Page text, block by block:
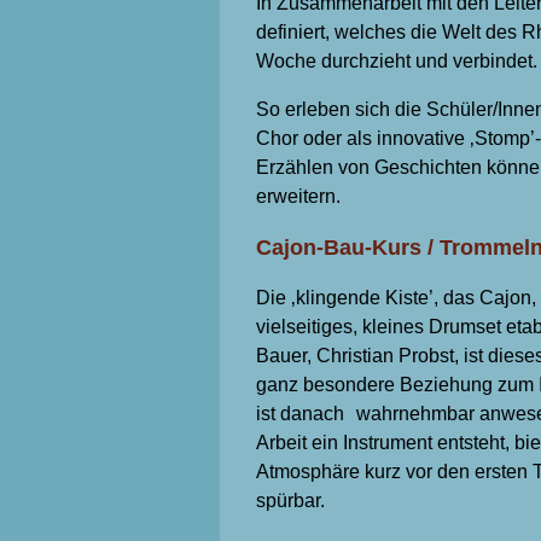
definiert, welches die Welt des
Woche durchzieht und verbindet.
So erleben sich die Schüler/
Chor oder als innovative
Erzählen von Geschichten
erweitern.
Cajon-Bau-Kurs /
Die ‚klingende Kiste’, das
vielseitiges, kleines Drumset
Bauer, Christian Probst, ist
ganz besondere Beziehung
ist danach wahrnehmbar
Arbeit ein Instrument entsteht,
Atmosphäre kurz vor den ersten
spürbar.